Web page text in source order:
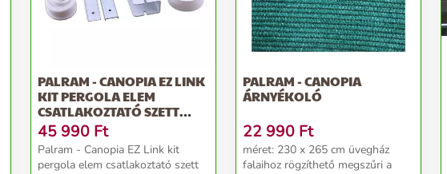
PALRAM - CANOPIA EZ LINK
KIT PERGOLA ELEM
CSATLAKOZTATÓ SZETT
(FEHÉR)
45 990 Ft
Palram - Canopia EZ Link kit
pergola elem csatlakoztató szett
PALRAM - CANOPIA
ÁRNYÉKOLÓ
22 990 Ft
méret: 230 x 265 cm üvegház
falaihoz rögzíthető megszűri a